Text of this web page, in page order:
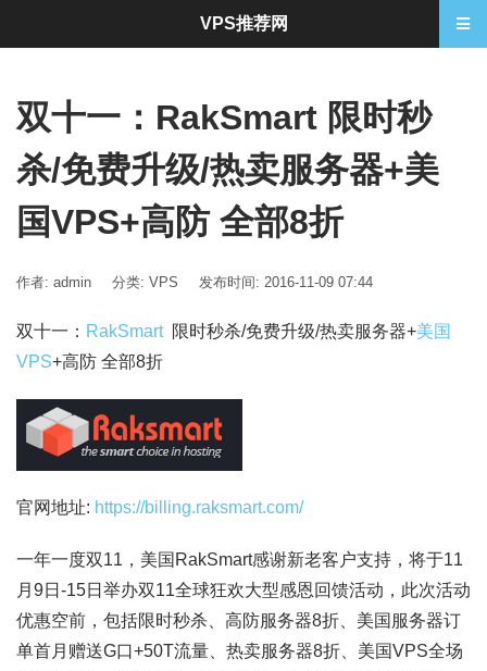
双十一：RakSmart 限时秒
杀/免费升级/热卖服务器+美
国VPS+高防 全部8折
作者: admin 分类: VPS 发布时间: 2016-11-09 07:44
双十一： RakSmart限时秒杀/免费升级/热卖服务器+美国
VPS+高防 全部8折
官网地址: https://billing.raksmart.com/
一年一度双11，美国RakSmart感谢新老客户支持，将于11
月9日-15日举办双11全球狂欢大型感恩回馈活动，此次活动
优惠空前，包括限时秒杀、高防服务器8折、美国服务器订
单首月赠送G口+50T流量、热卖服务器8折、美国VPS全场
VPS推荐网